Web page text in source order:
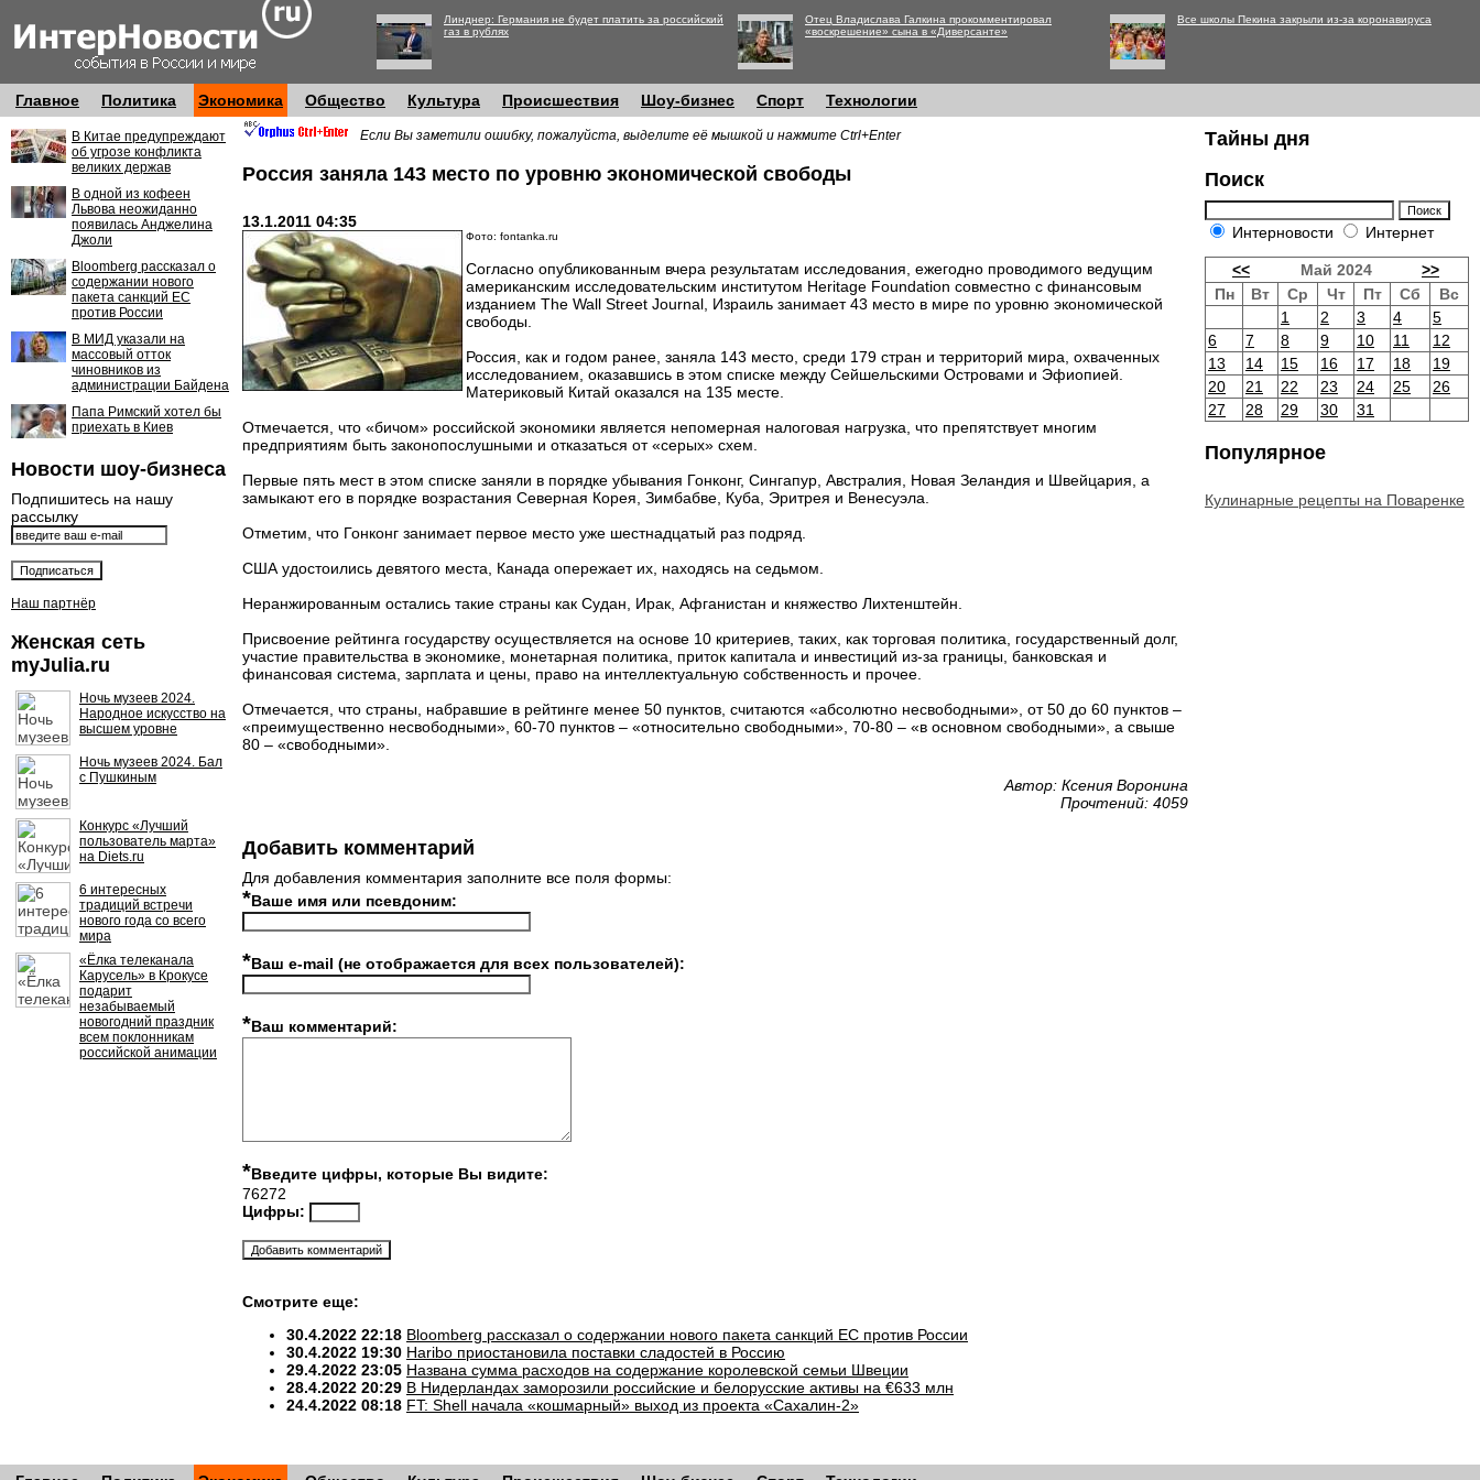
Линднер: Германия не будет платить за российский
газ в рублях
Отец Владислава Галкина прокомментировал
«воскрешение» сына в «Диверсанте»
Все школы Пекина закрыли из-за коронавируса
Главное Политика Экономика Общество Культура Происшествия Шоу-бизнес Спорт Технологии
В Китае предупреждают
об угрозе конфликта
великих держав
В одной из кофеен
Львова неожиданно
появилась Анджелина
Джоли
Bloomberg рассказал о
содержании нового
пакета санкций ЕС
против России
В МИД указали на
массовый отток
чиновников из
администрации Байдена
Папа Римский хотел бы
приехать в Киев
Новости шоу-бизнеса
Подпишитесь на нашу
рассылку
Наш партнёр
Женская сеть
myJulia.ru
Ночь музеев 2024.
Народное искусство на
высшем уровне
Ночь музеев 2024. Бал
с Пушкиным
Конкурс «Лучший
пользователь марта»
на Diets.ru
6 интересных
традиций встречи
нового года со всего
мира
«Ёлка телеканала
Карусель» в Крокусе
подарит
незабываемый
новогодний праздник
всем поклонникам
российской анимации
Если Вы заметили ошибку, пожалуйста, выделите её мышкой и нажмите Ctrl+Enter
Россия заняла 143 место по уровню экономической свободы
13.1.2011 04:35
Фото: fontanka.ru
Согласно опубликованным вчера результатам исследования, ежегодно проводимого ведущим
американским исследовательским институтом Heritage Foundation совместно с финансовым
изданием The Wall Street Journal, Израиль занимает 43 место в мире по уровню экономической
свободы.
Россия, как и годом ранее, заняла 143 место, среди 179 стран и территорий мира, охваченных
исследованием, оказавшись в этом списке между Сейшельскими Островами и Эфиопией.
Материковый Китай оказался на 135 месте.
Отмечается, что «бичом» российской экономики является непомерная налоговая нагрузка, что препятствует многим
предприятиям быть законопослушными и отказаться от «серых» схем.
Первые пять мест в этом списке заняли в порядке убывания Гонконг, Сингапур, Австралия, Новая Зеландия и Швейцария, а
замыкают его в порядке возрастания Северная Корея, Зимбабве, Куба, Эритрея и Венесуэла.
Отметим, что Гонконг занимает первое место уже шестнадцатый раз подряд.
США удостоились девятого места, Канада опережает их, находясь на седьмом.
Неранжированным остались такие страны как Судан, Ирак, Афганистан и княжество Лихтенштейн.
Присвоение рейтинга государству осуществляется на основе 10 критериев, таких, как торговая политика, государственный долг,
участие правительства в экономике, монетарная политика, приток капитала и инвестиций из-за границы, банковская и
финансовая система, зарплата и цены, право на интеллектуальную собственность и прочее.
Отмечается, что страны, набравшие в рейтинге менее 50 пунктов, считаются «абсолютно несвободными», от 50 до 60 пунктов –
«преимущественно несвободными», 60-70 пунктов – «относительно свободными», 70-80 – «в основном свободными», а свыше
80 – «свободными».
Автор: Ксения Воронина
Прочтений: 4059
Добавить комментарий
Для добавления комментария заполните все поля формы:
*Ваше имя или псевдоним:
*Ваш e-mail (не отображается для всех пользователей):
*Ваш комментарий:
*Введите цифры, которые Вы видите:
76272
Цифры:
Смотрите еще:
30.4.2022 22:18 Bloomberg рассказал о содержании нового пакета санкций ЕС против России
30.4.2022 19:30 Haribo приостановила поставки сладостей в Россию
29.4.2022 23:05 Названа сумма расходов на содержание королевской семьи Швеции
28.4.2022 20:29 В Нидерландах заморозили российские и белорусские активы на €633 млн
24.4.2022 08:18 FT: Shell начала «кошмарный» выход из проекта «Сахалин-2»
Тайны дня
Поиск
Интерновости Интернет
<< Май 2024
>>
Пн
Вт Ср Чт Пт Сб
Вс
1
2 3 4
5
6
7 8 9 10 11
12
13
14 15 16 17 18
19
20
21 22 23 24 25
26
27
28 29 30 31
Популярное
Кулинарные рецепты на Поваренке